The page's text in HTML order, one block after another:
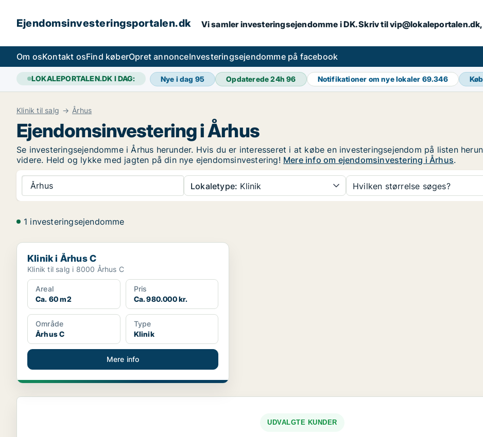
Ejendomsinvesteringsportalen.dk Vi samler investeringsejendomme i DK. Skriv til
Om osKontakt osFind køberOpret annonceInvesteringsejendomme på facebook
LOKALEPORTALEN.DK I DAG: Nye i dag 95 Opdaterede 24h96 Notifikationer om nye lokaler 69.346
Klinik til salg Århus
Ejendomsinvestering i Århus
Se investeringsejendomme i Århus herunder. Hvis du er interesseret i at købe en investeringsejendom på listen
videre. Held og lykke med jagten på din nye ejendomsinvestering! Mere info om ejendomsinvestering i Århus.
Århus Lokaletype: Klinik Hvilken størrelse søges?
1 investeringsejendomme
Klinik i Århus C
Klinik i Århus C
Klinik til salg i 8000 Århus C
Areal
Ca. 60 m2
Pris
Ca. 980.000 kr.
Område
Århus C
Type
Klinik
Mere info
UDVALGTE KUNDER